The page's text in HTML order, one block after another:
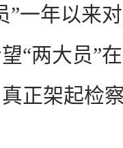
”一年以来
“两大员”
正架起检